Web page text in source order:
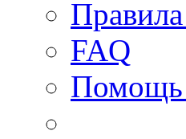
FAQ
Помощь